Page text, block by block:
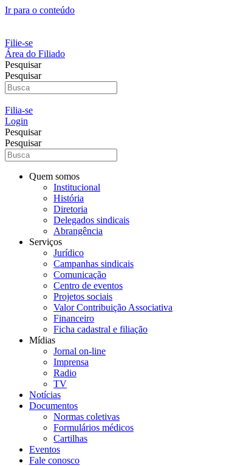
Ir para o conteúdo
Filie-se
Área do Filiado
Pesquisar
Pesquisar
Filia-se
Login
Pesquisar
Pesquisar
Quem somos
Institucional
História
Diretoria
Delegados sindicais
Abrangência
Serviços
Jurídico
Campanhas sindicais
Comunicação
Centro de eventos
Projetos sociais
Valor Contribuição Associativa
Financeiro
Ficha cadastral e filiação
Mídias
Jornal on-line
Imprensa
Radio
TV
Notícias
Documentos
Normas coletivas
Formulários médicos
Cartilhas
Eventos
Fale conosco